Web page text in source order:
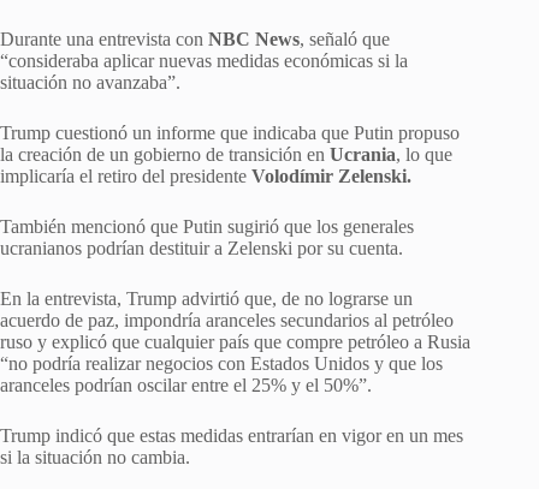
Durante una entrevista con NBC News, señaló que
“consideraba aplicar nuevas medidas económicas si la
situación no avanzaba”.
Trump cuestionó un informe que indicaba que Putin propuso
la creación de un gobierno de transición en Ucrania, lo que
implicaría el retiro del presidente Volodímir Zelenski.
También mencionó que Putin sugirió que los generales
ucranianos podrían destituir a Zelenski por su cuenta.
En la entrevista, Trump advirtió que, de no lograrse un
acuerdo de paz, impondría aranceles secundarios al petróleo
ruso y explicó que cualquier país que compre petróleo a Rusia
“no podría realizar negocios con Estados Unidos y que los
aranceles podrían oscilar entre el 25% y el 50%”.
Trump indicó que estas medidas entrarían en vigor en un mes
si la situación no cambia.